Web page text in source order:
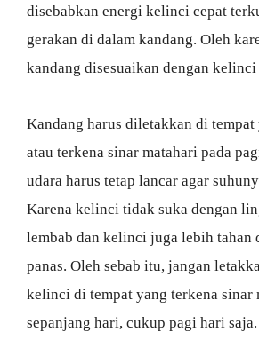
disebabkan energi kelinci cepat
gerakan di dalam kandang. Oleh
kandang disesuaikan dengan kelinci
Kandang harus diletakkan di tempat
atau terkena sinar matahari pada
udara harus tetap lancar agar
Karena kelinci tidak suka dengan
lembab dan kelinci juga lebih tahan
panas. Oleh sebab itu, jangan
kelinci di tempat yang terkena sinar
sepanjang hari, cukup pagi hari saja.